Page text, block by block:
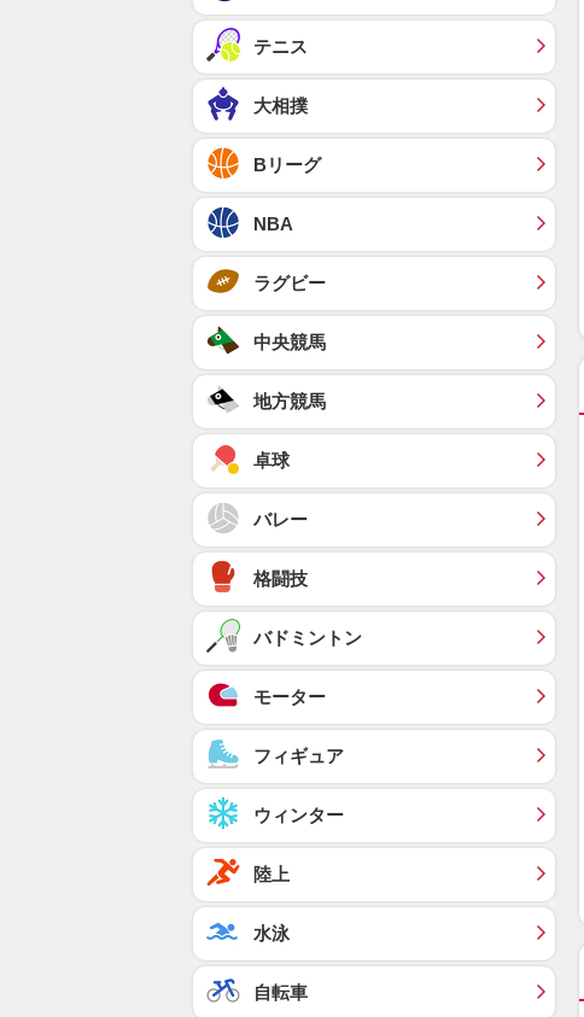
テニス
大相撲
Bリーグ
NBA
ラグビー
中央競馬
地方競馬
卓球
バレー
格闘技
バドミントン
モーター
フィギュア
ウィンター
陸上
水泳
自転車